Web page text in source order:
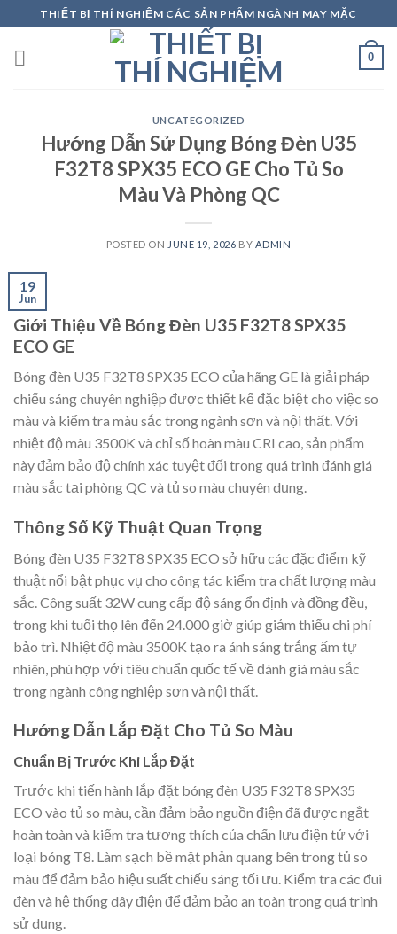
to
content
THIẾT BỊ THÍ NGHIỆM CÁC SẢN PHẨM NGÀNH MAY MẶC
0
UNCATEGORIZED
Hướng Dẫn Sử Dụng Bóng Đèn U35
F32T8 SPX35 ECO GE Cho Tủ So
Màu Và Phòng QC
POSTED ON JUNE 19, 2026 BY ADMIN
19
Jun
Giới Thiệu Về Bóng Đèn U35 F32T8 SPX35
ECO GE
Bóng đèn U35 F32T8 SPX35 ECO của hãng GE là giải pháp
chiếu sáng chuyên nghiệp được thiết kế đặc biệt cho việc so
màu và kiểm tra màu sắc trong ngành sơn và nội thất. Với
nhiệt độ màu 3500K và chỉ số hoàn màu CRI cao, sản phẩm
này đảm bảo độ chính xác tuyệt đối trong quá trình đánh giá
màu sắc tại phòng QC và tủ so màu chuyên dụng.
Thông Số Kỹ Thuật Quan Trọng
Bóng đèn U35 F32T8 SPX35 ECO sở hữu các đặc điểm kỹ
thuật nổi bật phục vụ cho công tác kiểm tra chất lượng màu
sắc. Công suất 32W cung cấp độ sáng ổn định và đồng đều,
trong khi tuổi thọ lên đến 24.000 giờ giúp giảm thiểu chi phí
bảo trì. Nhiệt độ màu 3500K tạo ra ánh sáng trắng ấm tự
nhiên, phù hợp với tiêu chuẩn quốc tế về đánh giá màu sắc
trong ngành công nghiệp sơn và nội thất.
Hướng Dẫn Lắp Đặt Cho Tủ So Màu
Chuẩn Bị Trước Khi Lắp Đặt
Trước khi tiến hành lắp đặt bóng đèn U35 F32T8 SPX35
ECO vào tủ so màu, cần đảm bảo nguồn điện đã được ngắt
hoàn toàn và kiểm tra tương thích của chấn lưu điện tử với
loại bóng T8. Làm sạch bề mặt phản quang bên trong tủ so
màu để đảm bảo hiệu suất chiếu sáng tối ưu. Kiểm tra các đui
đèn và hệ thống dây điện để đảm bảo an toàn trong quá trình
sử dụng.